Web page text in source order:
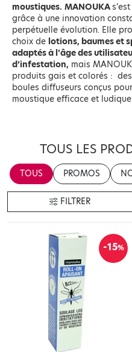
moustiques. MANOUKA
grâce à une innovation
perpétuelle évolution. Elle
choix de lotions, baumes et
adaptés à l’âge des
d’infestation, mais
produits gais et colorés :
boules diffuseurs conçus
moustique efficace et
TOUS LES
TOUS PROMOS
FILTRER
-15%